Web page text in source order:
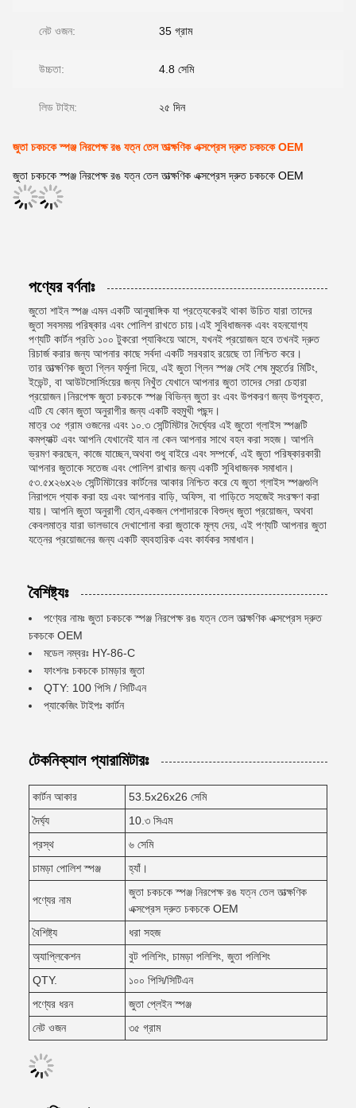
নেট ওজন: 35 গ্রাম
উচ্চতা: 4.8 সেমি
লিড টাইম: ২৫ দিন
জুতা চকচকে স্পঞ্জ নিরপেক্ষ রঙ যত্ন তেল তাত্ক্ষণিক এক্সপ্রেস দ্রুত চকচকে OEM
জুতা চকচকে স্পঞ্জ নিরপেক্ষ রঙ যত্ন তেল তাত্ক্ষণিক এক্সপ্রেস দ্রুত চকচকে OEM
পণ্যের বর্ণনাঃ
জুতো শাইন স্পঞ্জ এমন একটি আনুষাঙ্গিক যা প্রত্যেকেরই থাকা উচিত যারা তাদের
জুতা সবসময় পরিষ্কার এবং পোলিশ রাখতে চায়।এই সুবিধাজনক এবং বহনযোগ্য
পণ্যটি কার্টন প্রতি ১০০ টুকরো প্যাকিংয়ে আসে, যখনই প্রয়োজন হবে তখনই দ্রুত
রিচার্জ করার জন্য আপনার কাছে সর্বদা একটি সরবরাহ রয়েছে তা নিশ্চিত করে।
তার তাত্ক্ষণিক জুতা গ্লিন ফর্মুলা দিয়ে, এই জুতা গ্লিন স্পঞ্জ সেই শেষ মুহুর্তের মিটিং,
ইভেন্ট, বা আউটসোর্সিংয়ের জন্য নিখুঁত যেখানে আপনার জুতা তাদের সেরা চেহারা
প্রয়োজন।নিরপেক্ষ জুতা চকচকে স্পঞ্জ বিভিন্ন জুতা রং এবং উপকরণ জন্য উপযুক্ত,
এটি যে কোন জুতা অনুরাগীর জন্য একটি বহুমুখী পছন্দ।
মাত্র ৩৫ গ্রাম ওজনের এবং ১০.৩ সেন্টিমিটার দৈর্ঘ্যের এই জুতো গ্লাইস স্পঞ্জটি
কমপ্যাক্ট এবং আপনি যেখানেই যান না কেন আপনার সাথে বহন করা সহজ। আপনি
ভ্রমণ করছেন, কাজে যাচ্ছেন,অথবা শুধু বাইরে এবং সম্পর্কে, এই জুতা পরিষ্কারকারী
আপনার জুতাকে সতেজ এবং পোলিশ রাখার জন্য একটি সুবিধাজনক সমাধান।
৫৩.৫x২৬x২৬ সেন্টিমিটারের কার্টনের আকার নিশ্চিত করে যে জুতা গ্লাইস স্পঞ্জগুলি
নিরাপদে প্যাক করা হয় এবং আপনার বাড়ি, অফিস, বা গাড়িতে সহজেই সংরক্ষণ করা
যায়। আপনি জুতা অনুরাগী হোন,একজন পেশাদারকে বিশুদ্ধ জুতা প্রয়োজন, অথবা
কেবলমাত্র যারা ভালভাবে দেখাশোনা করা জুতাকে মূল্য দেয়, এই পণ্যটি আপনার জুতা
যত্নের প্রয়োজনের জন্য একটি ব্যবহারিক এবং কার্যকর সমাধান।
বৈশিষ্ট্যঃ
পণ্যের নামঃ জুতা চকচকে স্পঞ্জ নিরপেক্ষ রঙ যত্ন তেল তাত্ক্ষণিক এক্সপ্রেস দ্রুত
চকচকে OEM
মডেল নম্বরঃ HY-86-C
ফাংশনঃ চকচকে চামড়ার জুতা
QTY: 100 পিসি / সিটিএন
প্যাকেজিং টাইপঃ কার্টন
টেকনিক্যাল প্যারামিটারঃ
কার্টন আকার
53.5x26x26 সেমি
দৈর্ঘ্য
10.৩ সিএম
প্রস্থ
৬ সেমি
চামড়া পোলিশ স্পঞ্জ
হ্যাঁ।
পণ্যের নাম
জুতা চকচকে স্পঞ্জ নিরপেক্ষ রঙ যত্ন তেল তাত্ক্ষণিক
এক্সপ্রেস দ্রুত চকচকে OEM
বৈশিষ্ট্য
ধরা সহজ
অ্যাপ্লিকেশন
বুট পলিশিং, চামড়া পলিশিং, জুতা পলিশিং
QTY.
১০০ পিসি/সিটিএন
পণ্যের ধরন
জুতা প্লেইন স্পঞ্জ
নেট ওজন
৩৫ গ্রাম